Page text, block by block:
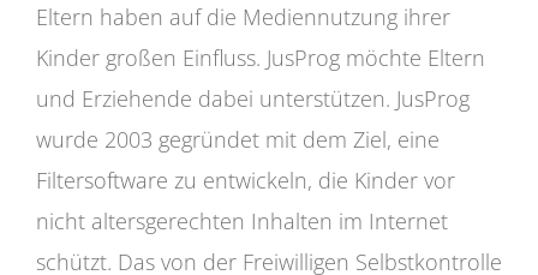
Eltern haben auf die Mediennutzung ihrer
Kinder großen Einfluss. JusProg möchte Eltern
und Erziehende dabei unterstützen. JusProg
wurde 2003 gegründet mit dem Ziel, eine
Filtersoftware zu entwickeln, die Kinder vor
nicht altersgerechten Inhalten im Internet
schützt. Das von der Freiwilligen Selbstkontrolle